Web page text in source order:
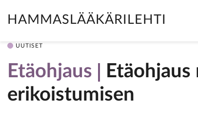
HAMMASLÄÄKÄRILEHTI
UUTISET
Etäohjaus
erikoistumisen